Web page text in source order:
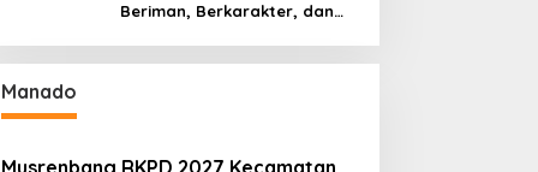
Beriman, Berkarakter, dan
Manado